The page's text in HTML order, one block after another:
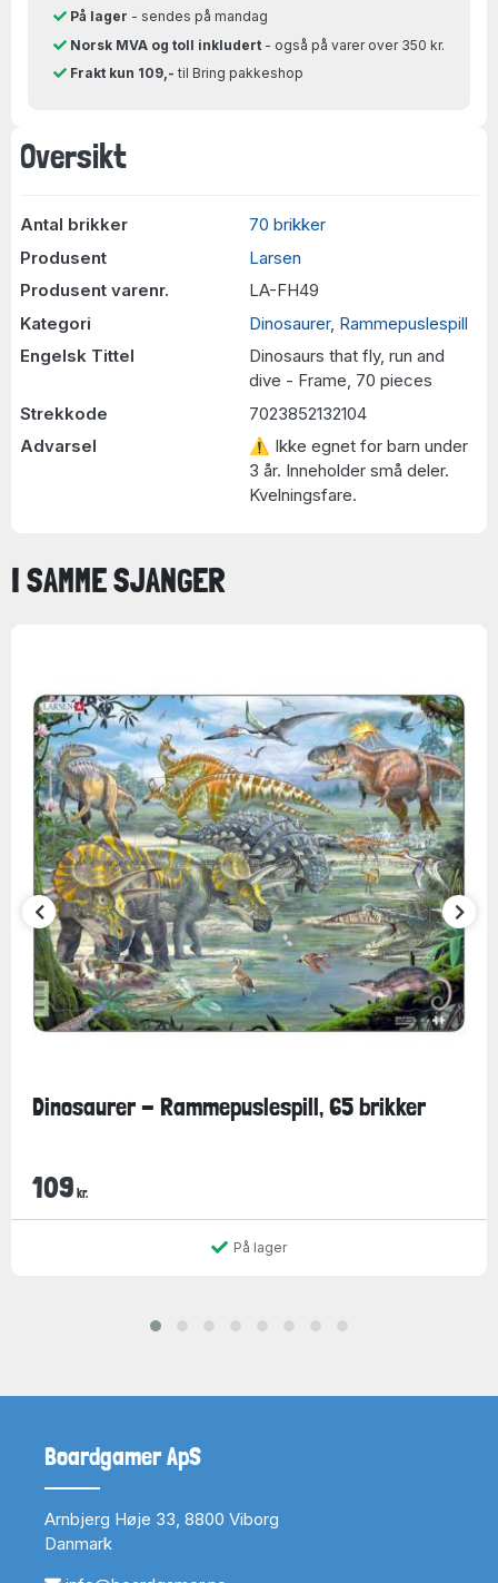
Oversikt
Antal brikker
70 brikker
Produsent
Larsen
Produsent varenr.
LA-FH49
Kategori
Dinosaurer, Rammepuslespill
Engelsk Tittel
Dinosaurs that fly, run and
dive - Frame, 70 pieces
Strekkode
7023852132104
Advarsel
⚠ Ikke egnet for barn under
3 år. Inneholder små deler.
Kvelningsfare.
På lager - sendes på mandag
Norsk MVA og toll inkludert- også på varer over 350 kr.
Frakt kun 109,- til Bring pakkeshop
I SAMME SJANGER
Dinosaurer - Rammepuslespill, 65 brikker
109 kr.
På lager
Boardgamer ApS
Arnbjerg Høje 33, 8800 Viborg
Danmark